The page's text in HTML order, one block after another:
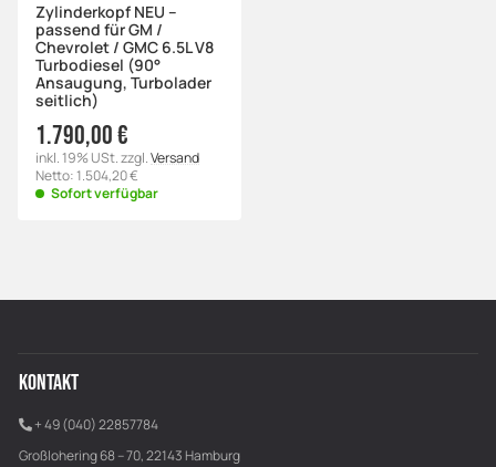
Zylinderkopf NEU –
passend für GM /
Chevrolet / GMC 6.5L V8
Turbodiesel (90°
Ansaugung, Turbolader
seitlich)
1.790,00 €
inkl. 19% USt. zzgl.Versand
Netto: 1.504,20 €
Sofort verfügbar
KONTAKT
+ 49 (040) 22857784
Großlohering 68 – 70, 22143 Hamburg